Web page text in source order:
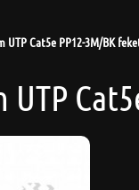
UTP Cat5e PP12-3M/BK
UTP